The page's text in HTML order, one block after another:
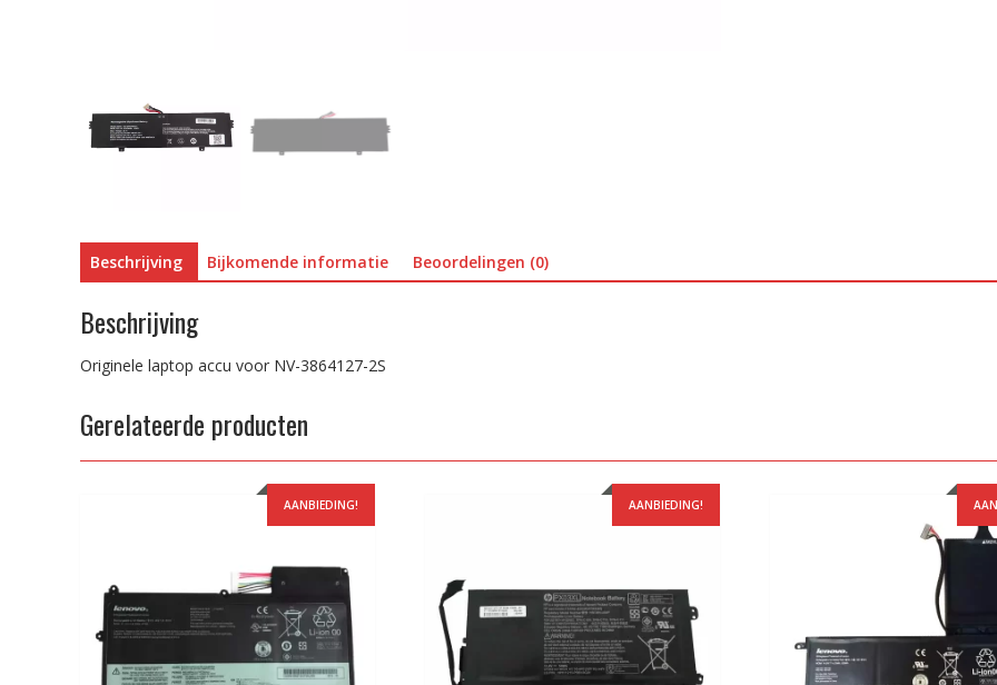
Beschrijving Bijkomende informatie Beoordelingen (0)
Beschrijving
Originele laptop accu voor NV-3864127-2S
Gerelateerde producten
AANBIEDING! AANBIEDING!